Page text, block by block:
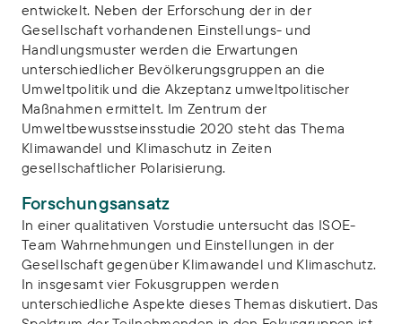
entwickelt. Neben der Erforschung der in der
Gesellschaft vorhandenen Einstellungs- und
Handlungsmuster werden die Erwartungen
unterschiedlicher Bevölkerungsgruppen an die
Umweltpolitik und die Akzeptanz umweltpolitischer
Maßnahmen ermittelt. Im Zentrum der
Umweltbewusstseinsstudie 2020 steht das Thema
Klimawandel und Klimaschutz in Zeiten
gesellschaftlicher Polarisierung.
Forschungsansatz
In einer qualitativen Vorstudie untersucht das ISOE-
Team Wahrnehmungen und Einstellungen in der
Gesellschaft gegenüber Klimawandel und Klimaschutz.
In insgesamt vier Fokusgruppen werden
unterschiedliche Aspekte dieses Themas diskutiert. Das